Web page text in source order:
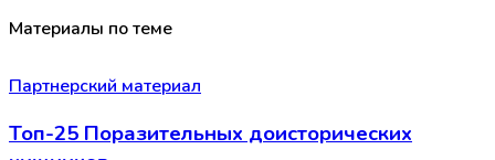
Материалы по теме
Партнерский материал
Топ-25 Поразительных доисторических